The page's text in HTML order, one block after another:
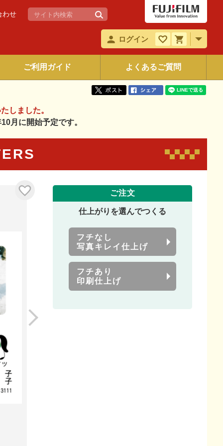
わせ
ログイン
ご利用ガイド よくあるご質問
しました。
月に開始予定です。
ご注文
仕上がりを選んでつくる
フチなし
写真キレイ仕上げ
フチあり
印刷仕上げ